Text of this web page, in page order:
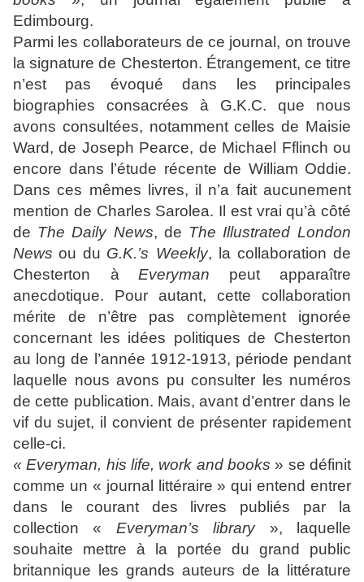
Edimbourg.
Parmi les collaborateurs de ce journal, on trouve
la signature de Chesterton. Étrangement, ce titre
n’est pas évoqué dans les principales
biographies consacrées à G.K.C. que nous
avons consultées, notamment celles de Maisie
Ward, de Joseph Pearce, de Michael Fflinch ou
encore dans l’étude récente de William Oddie.
Dans ces mêmes livres, il n’a fait aucunement
mention de Charles Sarolea. Il est vrai qu’à côté
de The Daily News, de The Illustrated London
News ou du G.K.’s Weekly, la collaboration de
Chesterton à
Everyman
peut apparaître
anecdotique. Pour autant, cette collaboration
mérite de n’être pas complètement ignorée
concernant les idées politiques de Chesterton
au long de l’année 1912-1913, période pendant
laquelle nous avons pu consulter les numéros
de cette publication. Mais, avant d’entrer dans le
vif du sujet, il convient de présenter rapidement
celle-ci.
« Everyman, his life, work and books » se définit
comme un « journal littéraire » qui entend entrer
dans le courant des livres publiés par la
collection « Everyman’s library », laquelle
souhaite mettre à la portée du grand public
britannique les grands auteurs de la littérature